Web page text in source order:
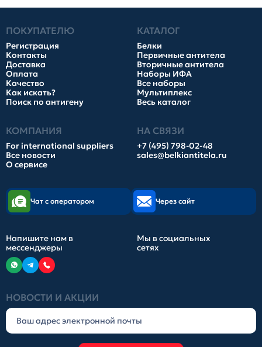
ПОКУПАТЕЛЮ
Регистрация
Контакты
Доставка
Оплата
Качество
Как искать?
Поиск по антигену
КАТАЛОГ
Белки
Первичные антитела
Вторичные антитела
Наборы ИФА
Все наборы
Мультиплекс
Весь каталог
КОМПАНИЯ
For international suppliers
Все новости
О сервисе
НА СВЯЗИ
+7 (495) 798-02-48
sales@belkiantitela.ru
НОВОСТИ И АКЦИИ
Чат с оператором Через сайт
Напишите нам в
мессенджеры
Мы в социальных
сетях